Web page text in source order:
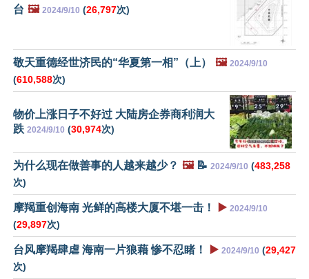
台 🖼️ 2024/9/10 (26,797次)
敬天重德经世济民的“华夏第一相”（上） 🖼️ 2024/9/10
(610,588次)
物价上涨日子不好过 大陆房企券商利润大
跌 2024/9/10 (30,974次)
为什么现在做善事的人越来越少？ 🖼️📝 2024/9/10 (483,258
次)
摩羯重创海南 光鲜的高楼大厦不堪一击！ ▶️ 2024/9/10
(29,897次)
台风摩羯肆虐 海南一片狼藉 惨不忍睹！ ▶️ 2024/9/10 (29,427
次)